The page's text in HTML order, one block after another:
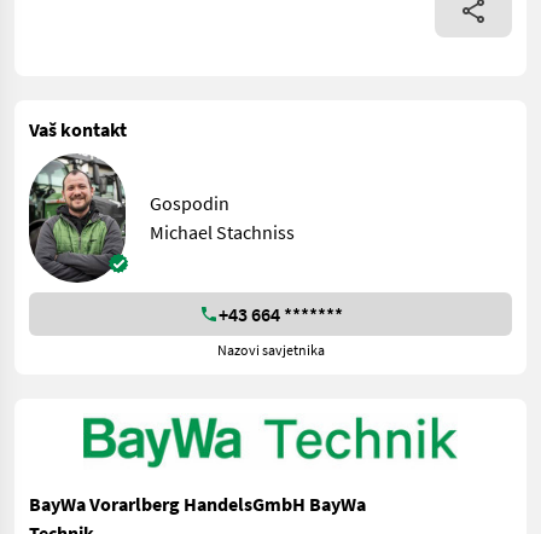
Vaš kontakt
Gospodin
Michael Stachniss
+43 664 *******
Nazovi savjetnika
BayWa Vorarlberg HandelsGmbH BayWa